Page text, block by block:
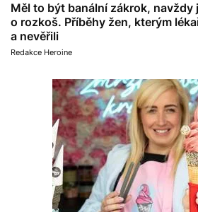
Měl to být banální zákrok, navždy
o rozkoš. Příběhy žen, kterým
a nevěřili
Redakce Heroine